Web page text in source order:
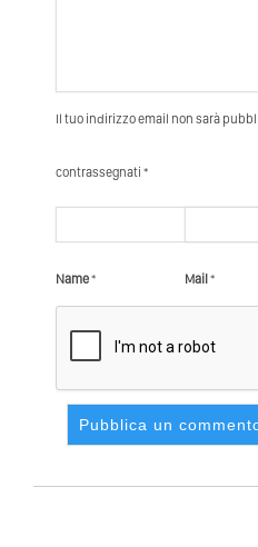
Il tuo indirizzo email non sarà
contrassegnati *
Name* Mail *